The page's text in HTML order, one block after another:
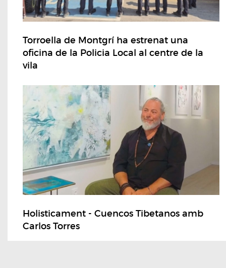
Torroella de Montgrí ha estrenat una
oficina de la Policia Local al centre de la
vila
Holisticament - Cuencos Tibetanos amb
Carlos Torres